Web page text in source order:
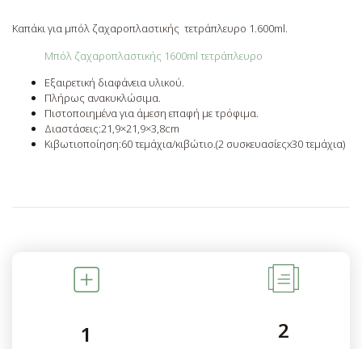
Καπάκι για μπόλ ζαχαροπλαστικής τετράπλευρο 1.600ml.
Μπόλ ζαχαροπλαστικής 1600ml τετράπλευρο
Εξαιρετική διαφάνεια υλικού.⁠
Πλήρως ανακυκλώσιμα.⁠
Πιστοποιημένα για άμεση επαφή με τρόφιμα.
Διαστάσεις:21,9×21,9×3,8cm
Κιβωτιοποίηση:60 τεμάχια/κιβώτιο.(2 συσκευασίεςx30 τεμάχια)
1 2